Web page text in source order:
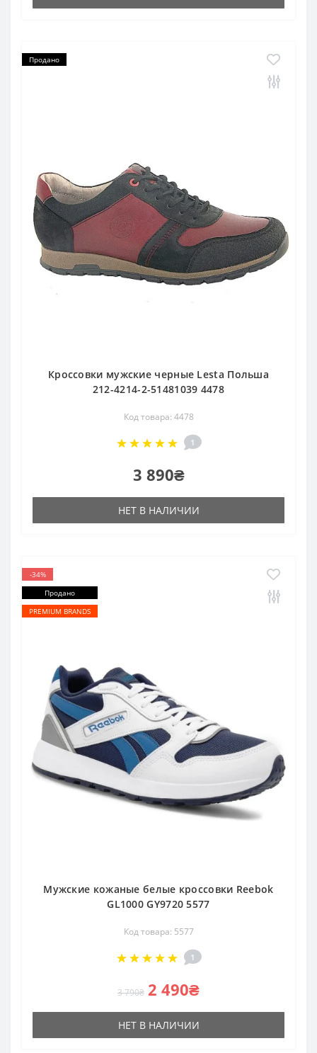
Продано
Кроссовки мужские черные Lesta Польша
212-4214-2-51481039 4478
Код товара: 4478
1
3 890₴
НЕТ В НАЛИЧИИ
-34%
Продано
PREMIUM BRANDS
Мужские кожаные белые кроссовки Reebok
GL1000 GY9720 5577
Код товара: 5577
1
3 790₴ 2 490₴
НЕТ В НАЛИЧИИ